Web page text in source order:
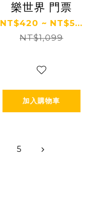
樂世界 門票
NT$420 ~ NT$5...
NT$1,099
加入購物車
5